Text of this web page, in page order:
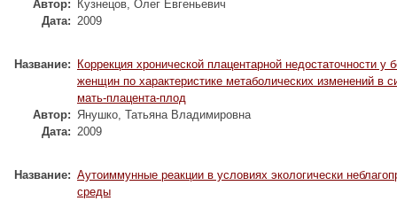
Автор:
Кузнецов, Олег Евгеньевич
Дата: 2009
Название:
Коррекция хронической плацентарной недостаточности у
женщин по характеристике метаболических изменений в
мать-плацента-плод
Автор: Янушко, Татьяна Владимировна
Дата: 2009
Название: Аутоиммунные реакции в условиях экологически
среды